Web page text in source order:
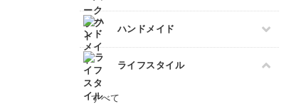
ボタニカルキャンドル
韓国キャンドル
アロマキャンドル
サシェ
上絵付け
ペン字
筆文字
すべて
ペーパーアート
切り絵
ラッピング
ハンドメイド
すべて
石鹸作り
羊毛フェルト
ライフスタイル
すべて